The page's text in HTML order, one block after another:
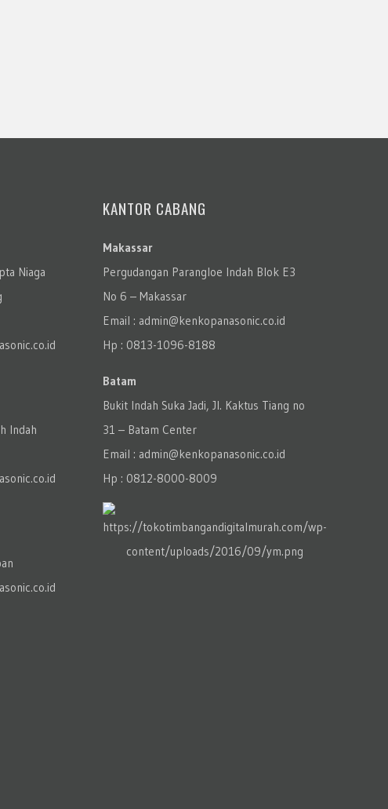
Niaga
Indah
KANTOR CABANG
Makassar
Pergudangan Parangloe Indah Blok E3
No 6 – Makassar
Email : admin@kenkopanasonic.co.id
Hp : 0813-1096-8188
Batam
Bukit Indah Suka Jadi, Jl. Kaktus Tiang no
31 – Batam Center
Email : admin@kenkopanasonic.co.id
Hp : 0812-8000-8009